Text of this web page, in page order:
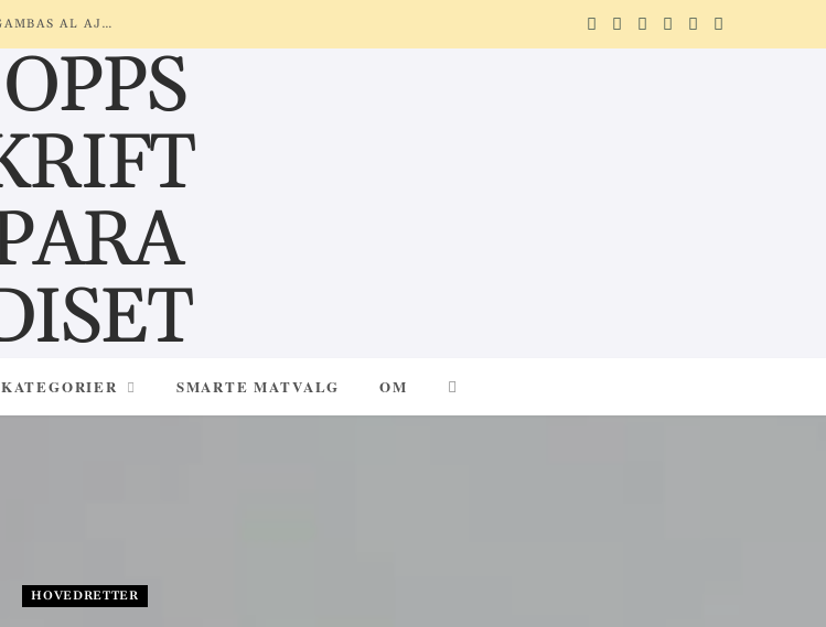
REKER MED HVITLØK OG SITRON – ENKEL OPPSKRIFT (GAMBAS AL AJILLO)
KATEGORIER SMARTE MATVALG OM
HOVEDRETTER